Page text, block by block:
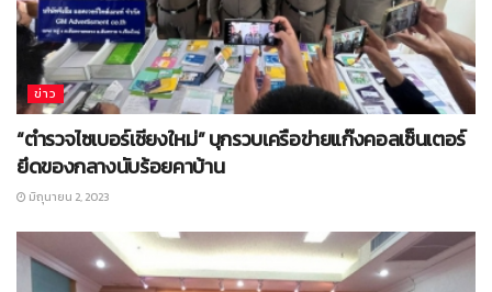
ข่าว
“ตำรวจไซเบอร์เชียงใหม่” บุกรวบเครือข่ายแก๊งคอลเซ็นเตอร์
ยึดของกลางนับร้อยคาบ้าน
มิถุนายน 2, 2023